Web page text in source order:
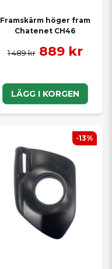
Framskärm höger fram
Chatenet CH46
1 489 kr 889 kr
LÄGG I KORGEN
-13%